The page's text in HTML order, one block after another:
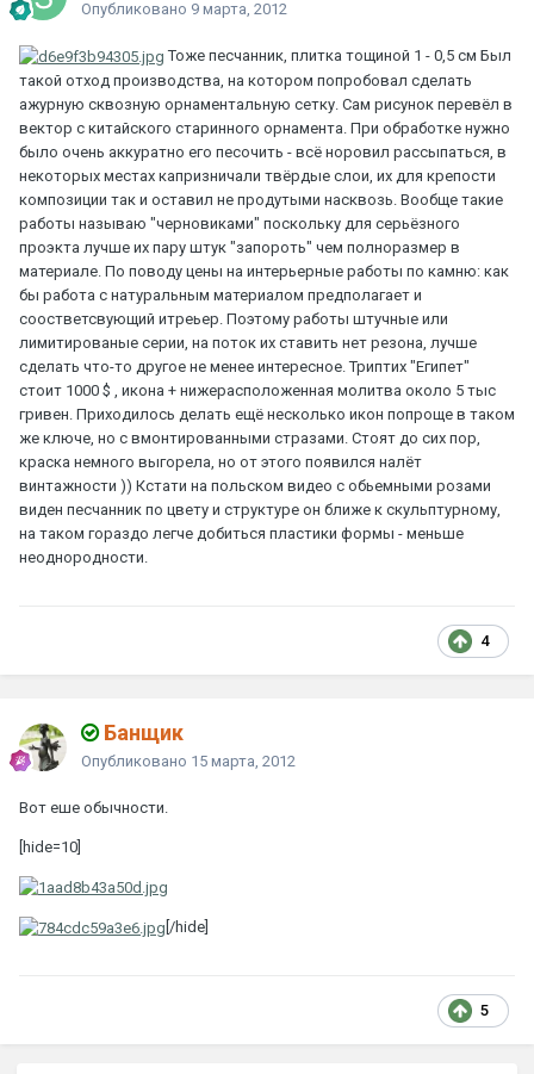
Опубликовано 9 марта, 2012
Тоже песчанник, плитка тощиной 1 - 0,5 см Был
такой отход производства, на котором попробовал сделать
ажурную сквозную орнаментальную сетку. Сам рисунок перевёл в
вектор с китайского старинного орнамента. При обработке нужно
было очень аккуратно его песочить - всё норовил рассыпаться, в
некоторых местах капризничали твёрдые слои, их для крепости
композиции так и оставил не продутыми насквозь. Вообще такие
работы называю "черновиками" поскольку для серьёзного
проэкта лучше их пару штук "запороть" чем полноразмер в
материале. По поводу цены на интерьерные работы по камню: как
бы работа с натуральным материалом предполагает и
соостветсвующий итреьер. Поэтому работы штучные или
лимитированые серии, на поток их ставить нет резона, лучше
сделать что-то другое не менее интересное. Триптих "Египет"
стоит 1000 $ , икона + нижерасположенная молитва около 5 тыс
гривен. Приходилось делать ещё несколько икон попроще в таком
же ключе, но с вмонтированными стразами. Стоят до сих пор,
краска немного выгорела, но от этого появился налёт
винтажности )) Кстати на польском видео с обьемными розами
виден песчанник по цвету и структуре он ближе к скульптурному,
на таком гораздо легче добиться пластики формы - меньше
неоднородности.
4
Банщик
Опубликовано 15 марта, 2012
Вот еше обычности.
[hide=10]
[/hide]
5